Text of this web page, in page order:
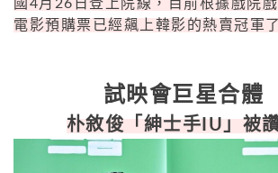
國4月26日登上院線，目前根據戲院戲
電影預購票已經飆上韓影的熱賣冠軍
試映會巨星合體
朴敘俊「紳士手IU」被